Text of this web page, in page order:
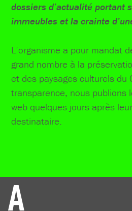
dossiers d’actualité portant
immeubles et la crainte
L’organisme a pour mandat
grand nombre à la
et des paysages culturels du
transparence, nous publions
web quelques jours après
destinataire.